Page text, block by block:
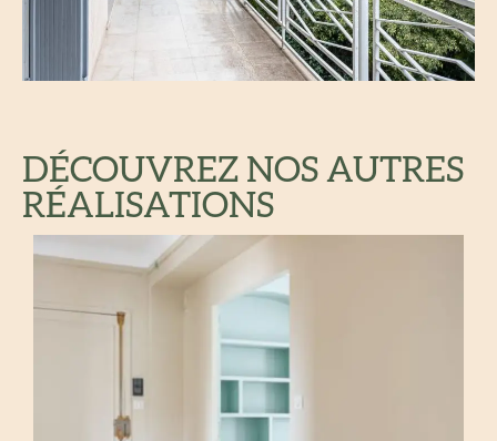
DÉCOUVREZ NOS AUTRES
RÉALISATIONS